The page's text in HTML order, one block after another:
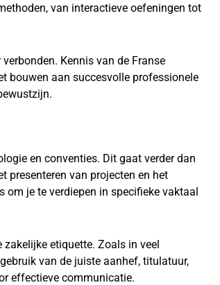
van interactieve oefeningen tot
Kennis van de Franse
bouwen aan succesvolle professionele
en conventies. Dit gaat verder dan
presenteren van projecten en het
om je te verdiepen in specifieke vaktaal
etiquette. Zoals in veel
van de juiste aanhef, titulatuur,
effectieve communicatie.